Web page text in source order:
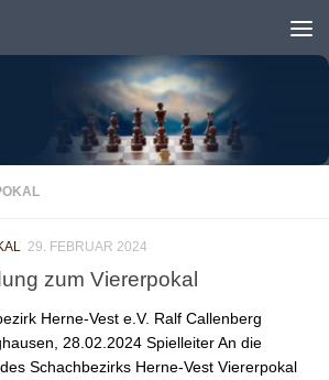
29. FEBRUAR 2024
zum Viererpokal
Herne-Vest e.V. Ralf Callenberg
28.02.2024 Spielleiter An die
Schachbezirks Herne-Vest Viererpokal